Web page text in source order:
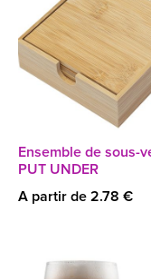
Ensemble de sous-
PUT UNDER
A partir de 2.78 €